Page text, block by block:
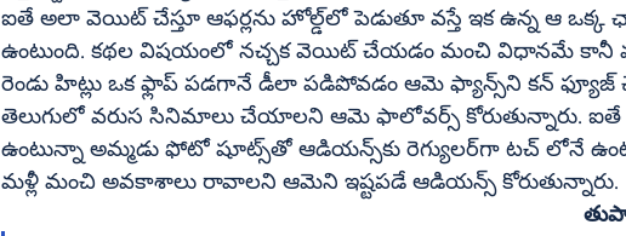
ఐతే అలా వెయిట్‌ చేస్తూ ఆఫర్లను హోల్డ్‌లో పెడుతూ వస్తే ఇక ఉన్న ఆ ఒక్క ఛాన్స్‌ కూడా చేజారే అవకాశం
ఉంటుంది. కథల విషయంలో నచ్చక వెయిట్‌ చేయడం మంచి విధానమే కానీ మరీ మృణాల్‌ ఠాకూర్‌ ఇలా
రెండు హిట్లు ఒక ఫ్లాప్‌ పడగానే డీలా పడిపోవడం ఆమె ఫ్యాన్స్‌ని కన్‌ ఫ్యూజ్‌ చేస్తుంది. మృణాల్‌ మళ్లీ తిరిగి
తెలుగులో వరుస సినిమాలు చేయాలని ఆమె ఫాలోవర్స్‌ కోరుతున్నారు. ఐతే సినిమాల పరంగా దూరంగా
ఉంటున్నా అమ్మడు ఫోటో షూట్స్‌తో ఆడియన్స్‌కు రెగ్యులర్‌గా టచ్‌ లోనే ఉంటుంది. తప్పకుండా మృణాల్‌కి
మళ్లీ మంచి అవకాశాలు రావాలని ఆమెని ఇష్టపడే ఆడియన్స్‌ కోరుతున్నారు.